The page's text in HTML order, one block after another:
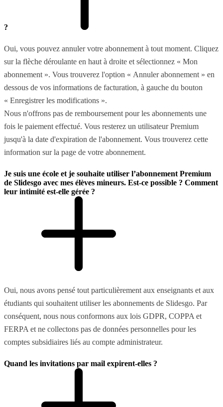
?
Oui, vous pouvez annuler votre abonnement à tout moment. Cliquez
sur la flèche déroulante en haut à droite et sélectionnez « Mon
abonnement ». Vous trouverez l'option « Annuler abonnement » en
dessous de vos informations de facturation, à gauche du bouton
« Enregistrer les modifications ».
Nous n'offrons pas de remboursement pour les abonnements une
fois le paiement effectué. Vous resterez un utilisateur Premium
jusqu'à la date d'expiration de l'abonnement. Vous trouverez cette
information sur la page de votre abonnement.
Je suis une école et je souhaite utiliser l’abonnement Premium
de Slidesgo avec mes élèves mineurs. Est-ce possible ? Comment
leur intimité est-elle gérée ?
Oui, nous avons pensé tout particulièrement aux enseignants et aux
étudiants qui souhaitent utiliser les abonnements de Slidesgo. Par
conséquent, nous nous conformons aux lois GDPR, COPPA et
FERPA et ne collectons pas de données personnelles pour les
comptes subsidiaires liés au compte administrateur.
Quand les invitations par mail expirent-elles ?